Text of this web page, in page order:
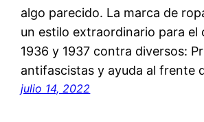
algo parecido. La marca de
un estilo extraordinario para el
1936 y 1937 contra diversos:
antifascistas y ayuda al frente
julio 14, 2022